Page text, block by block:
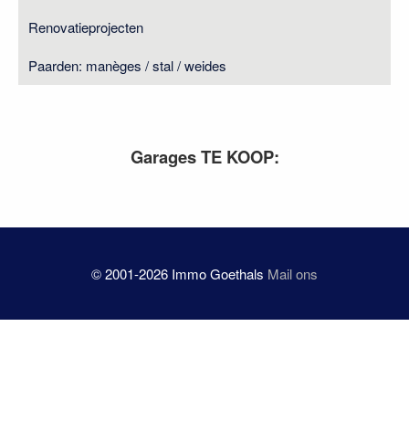
Renovatieprojecten
Paarden: manèges / stal / weides
Garages TE KOOP:
© 2001-2026 Immo Goethals Mail ons